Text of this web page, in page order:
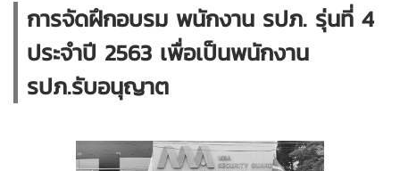
การจัดฝึกอบรม พนักงาน รปภ. รุ่นที่ 4
ประจำปี 2563 เพื่อเป็นพนักงาน
รปภ.รับอนุญาต